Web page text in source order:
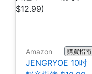
Amazon 購買指南
JENGRYOE 10吋